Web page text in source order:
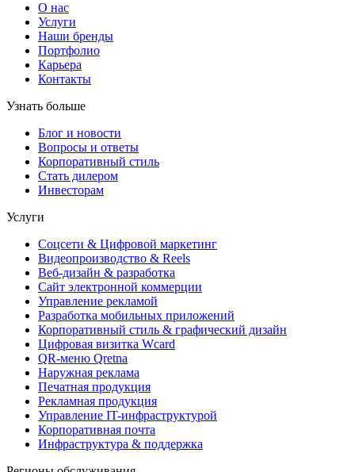
О нас
Услуги
Наши бренды
Портфолио
Карьера
Контакты
Узнать больше
Блог и новости
Вопросы и ответы
Корпоративный стиль
Стать дилером
Инвесторам
Услуги
Соцсети & Цифровой маркетинг
Видеопроизводство & Reels
Веб-дизайн & разработка
Сайт электронной коммерции
Управление рекламой
Разработка мобильных приложений
Корпоративный стиль & графический дизайн
Цифровая визитка Wcard
QR-меню Qretna
Наружная реклама
Печатная продукция
Рекламная продукция
Управление IT-инфраструктурой
Корпоративная почта
Инфраструктура & поддержка